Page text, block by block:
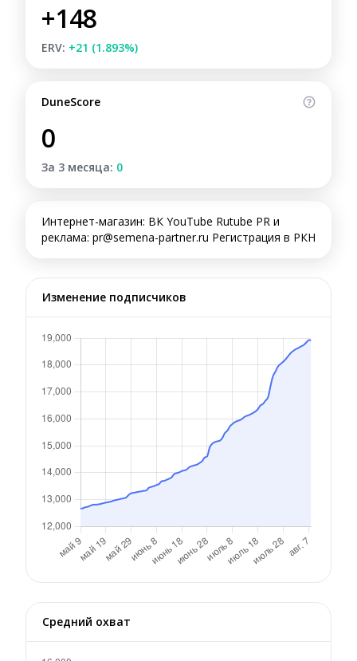
+148
ERV: +21 (1.893%)
DuneScore
0
За 3 месяца: 0
Интернет-магазин: ВК YouTube Rutube PR и
реклама: pr@semena-partner.ru Регистрация в РКН
Изменение подписчиков
Средний охват